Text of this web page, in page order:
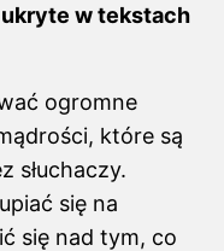
ukryte w tekstach
ogromne
które są
słuchaczy.
się na
się nad tym, co